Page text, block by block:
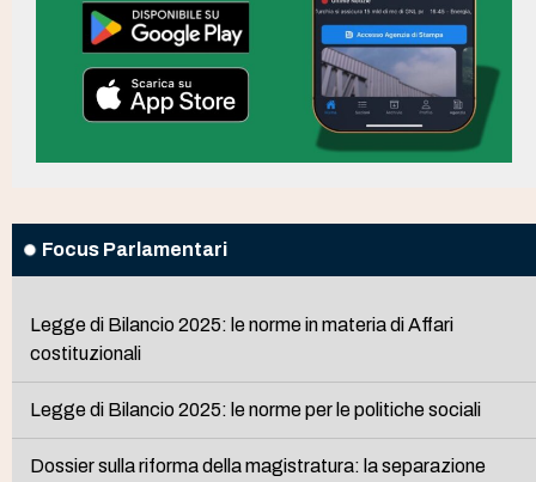
Focus Parlamentari
Legge di Bilancio 2025: le norme in materia di Affari
costituzionali
Legge di Bilancio 2025: le norme per le politiche sociali
Dossier sulla riforma della magistratura: la separazione